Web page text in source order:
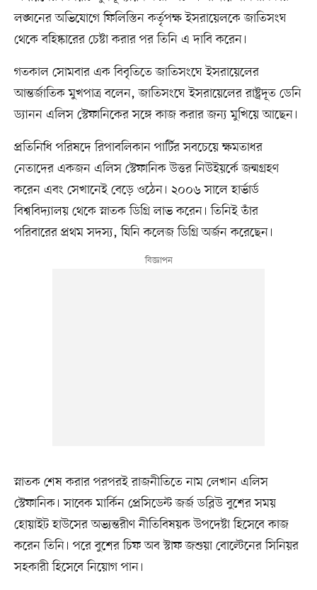
লঙ্ঘনের অভিযোগে ফিলিস্তিন কর্তৃপক্ষ ইসরায়েলকে জাতিসংঘ
থেকে বহিষ্কারের চেষ্টা করার পর তিনি এ দাবি করেন।
গতকাল সোমবার এক বিবৃতিতে জাতিসংঘে ইসরায়েলের
আন্তর্জাতিক মুখপাত্র বলেন, জাতিসংঘে ইসরায়েলের রাষ্ট্রদূত ডেনি
ড্যানন এলিস স্টেফানিকের সঙ্গে কাজ করার জন্য মুখিয়ে আছেন।
প্রতিনিধি পরিষদে রিপাবলিকান পার্টির সবচেয়ে ক্ষমতাধর
নেতাদের একজন এলিস স্টেফানিক উত্তর নিউইয়র্কে জন্মগ্রহণ
করেন এবং সেখানেই বেড়ে ওঠেন। ২০০৬ সালে হার্ভার্ড
বিশ্ববিদ্যালয় থেকে স্নাতক ডিগ্রি লাভ করেন। তিনিই তাঁর
পরিবারের প্রথম সদস্য, যিনি কলেজ ডিগ্রি অর্জন করেছেন।
স্নাতক শেষ করার পরপরই রাজনীতিতে নাম লেখান এলিস
স্টেফানিক। সাবেক মার্কিন প্রেসিডেন্ট জর্জ ডব্লিউ বুশের সময়
হোয়াইট হাউসের অভ্যন্তরীণ নীতিবিষয়ক উপদেষ্টা হিসেবে কাজ
করেন তিনি। পরে বুশের চিফ অব স্টাফ জশুয়া বোল্টেনের সিনিয়র
সহকারী হিসেবে নিয়োগ পান।